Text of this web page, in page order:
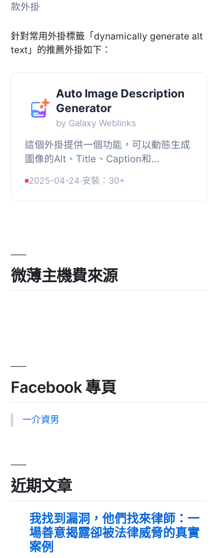
款外掛
針對常用外掛標籤「dynamically generate alt
text」的推薦外掛如下：
Auto Image Description
Generator
by Galaxy Weblinks
這個外掛提供一個功能，可以動態生成
圖像的Alt、Title、Caption和
自動從後臺生成標題和描述的功能。如
有任何問題或意見...
2025-04-24·安裝：30+
微薄主機費來源
Facebook 專頁
一介資男
近期文章
我找到漏洞，他們找來律師：一
場善意揭露卻被法律威脅的真實
案例